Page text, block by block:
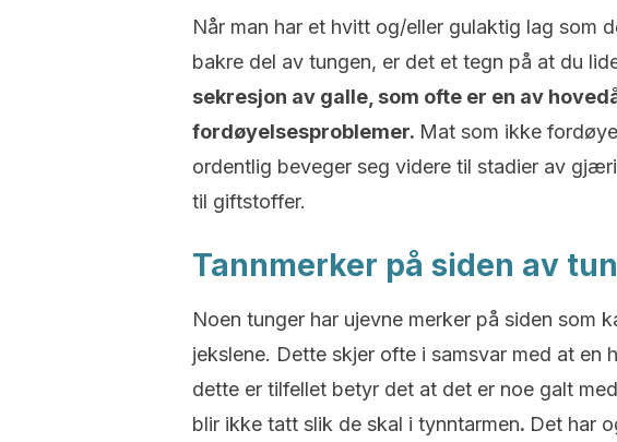
Når man har et hvitt og/eller gulaktig lag som
bakre del av tungen, er det et tegn på at du
sekresjon av galle, som ofte er en av
fordøyelsesproblemer. Mat som ikke
ordentlig beveger seg videre til stadier av
til giftstoffer.
Tannmerker på siden av
Noen tunger har ujevne merker på siden som
jekslene. Dette skjer ofte i samsvar med at en
dette er tilfellet betyr det at det er noe galt
blir ikke tatt slik de skal i tynntarmen. Det har